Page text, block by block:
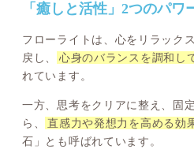
「癒しと活性」2つのパワ
フローライトは、心をリラック
戻し、
心身のバランスを調和し
れています。
一方、思考をクリアに整え、固
ら、
直感力や発想力を高める効
石」とも呼ばれています。